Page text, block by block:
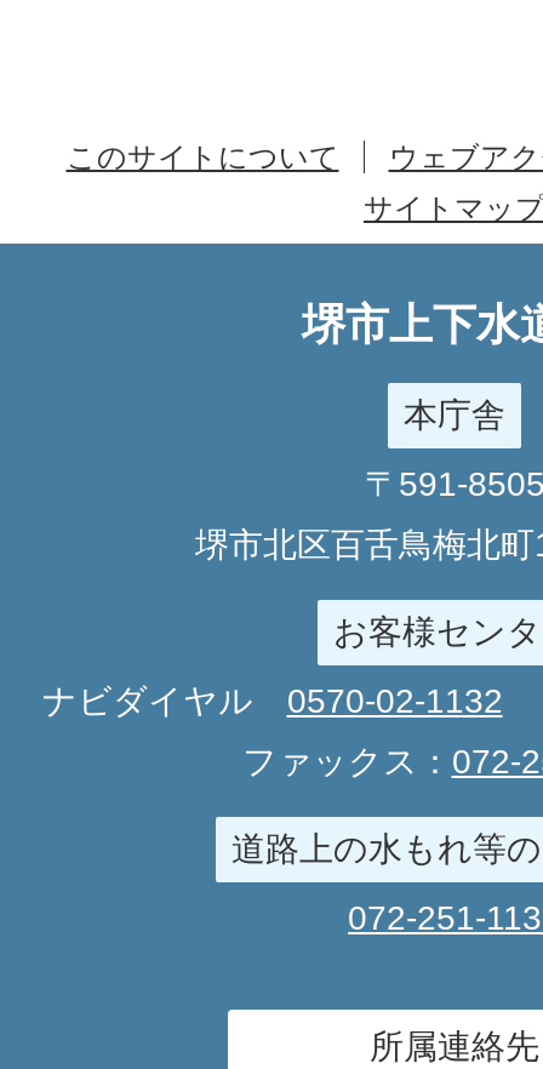
このサイトについて
ウェブア
サイトマッ
堺市上下水
本庁舎
〒591-
堺市北区百舌鳥梅北
お客様セン
ナビダイヤル 0570-02-1132
ファックス： 072-
道路上の水もれ等
072-251-
所属連絡先